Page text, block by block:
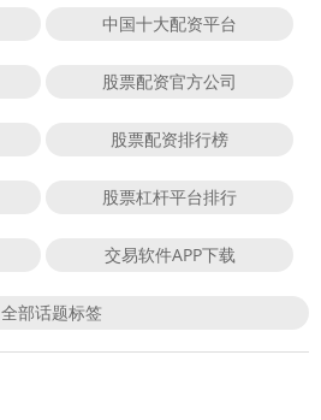
中国十大配资平台
股票配资官方公司
股票配资排行榜
股票杠杆平台排行
交易软件APP下载
全部话题标签